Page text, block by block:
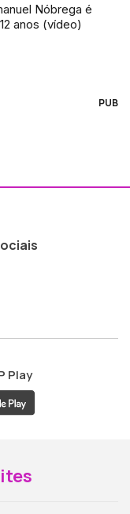
Nóbrega é
anos (vídeo)
PUB
ao
Play